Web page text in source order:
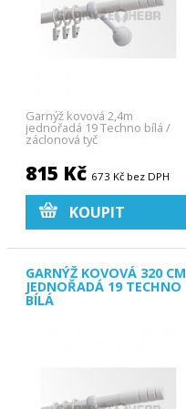
Garnýž kovová 2,4m
jednořadá 19 Techno bílá /
záclonová tyč
815 Kč 673 Kč bez DPH
KOUPIT
GARNÝŽ KOVOVÁ 320 CM
JEDNOŘADÁ 19 TECHNO
BÍLÁ